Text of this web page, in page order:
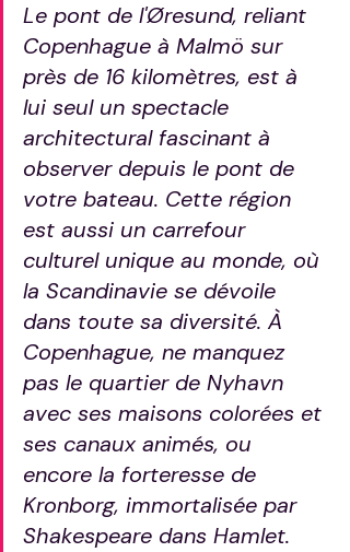
Le pont de l'Øresund, reliant
Copenhague à Malmö sur
près de 16 kilomètres, est à
lui seul un spectacle
architectural fascinant à
observer depuis le pont de
votre bateau. Cette région
est aussi un carrefour
culturel unique au monde, où
la Scandinavie se dévoile
dans toute sa diversité. À
Copenhague, ne manquez
pas le quartier de Nyhavn
avec ses maisons colorées et
ses canaux animés, ou
encore la forteresse de
Kronborg, immortalisée par
Shakespeare dans Hamlet.